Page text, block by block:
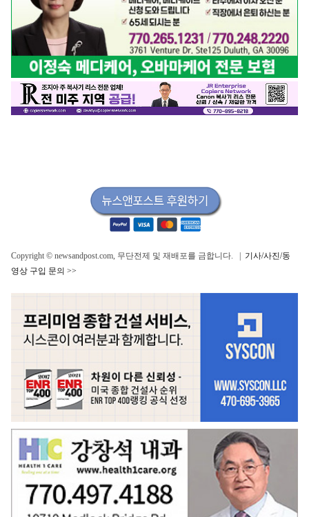
Copyright © newsandpost.com, 무단전제 및 재배포를 금합니다. | 기사/사진/동
영상 구입 문의 >>